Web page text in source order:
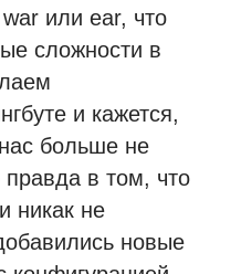
war или ear, что
сложности в
и кажется,
больше не
в том, что
никак не
новые